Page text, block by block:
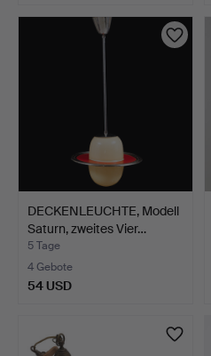
DECKENLEUCHTE, Modell
Saturn, zweites Vier…
5 Tage
4 Gebote
54 USD